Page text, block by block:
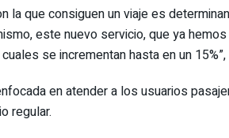
la que consiguen un viaje es
este nuevo servicio, que ya
se incrementan hasta en un
en atender a los usuarios
regular.